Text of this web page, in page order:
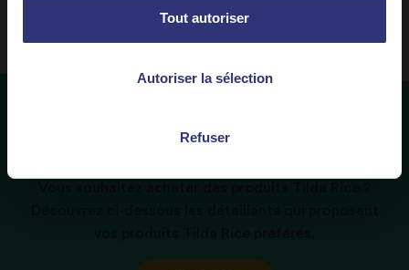
Tout autoriser
Autoriser la sélection
Refuser